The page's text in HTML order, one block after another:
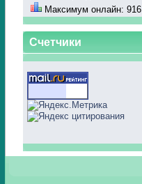
Максимум онлайн: 916
Счетчики